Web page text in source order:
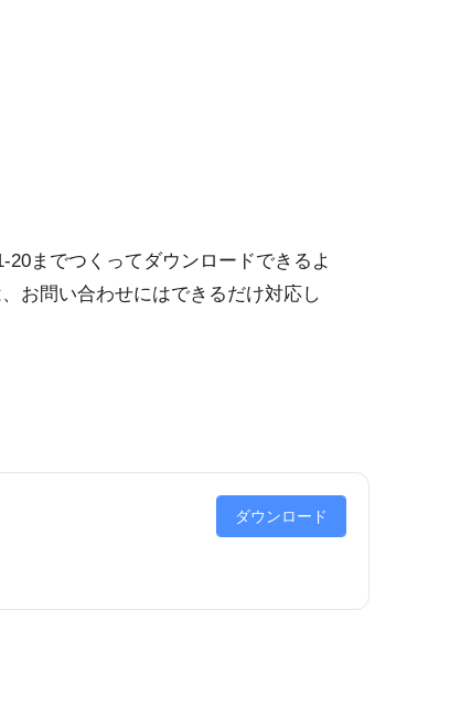
までつくってダウンロードできるよ
お問い合わせにはできるだけ対応し
ダウンロード